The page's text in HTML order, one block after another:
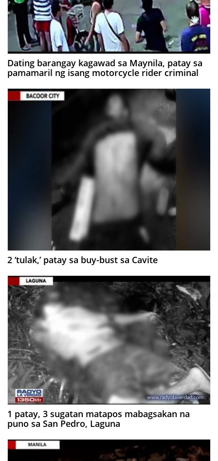
Dating barangay kagawad sa Maynila, patay sa
pamamaril ng isang motorcycle rider criminal
2 ‘tulak,’ patay sa buy-bust sa Cavite
1 patay, 3 sugatan matapos mabagsakan na
puno sa San Pedro, Laguna